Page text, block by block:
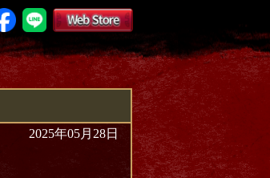
2025年05月28日